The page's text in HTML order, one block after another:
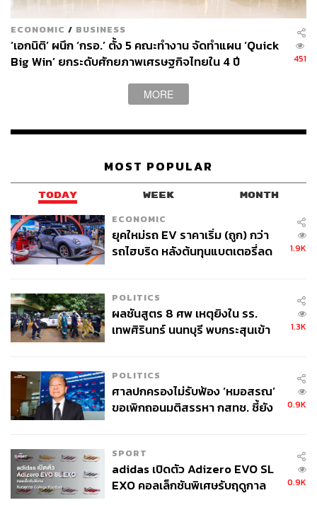
ECONOMIC / BUSINESS
‘เอกนิติ’ ผนึก ‘กรอ.’ ตั้ง 5 คณะทำงาน จัดทำแผน ‘Quick
Big Win’ ยกระดับศักยภาพเศรษฐกิจไทยใน 4 ปี
451
MORE
MOST POPULAR
TODAY WEEK MONTH
ECONOMIC
ยุคใหม่รถ EV ราคาเริ่ม (ถูก) กว่า
รถไฮบริด หลังต้นทุนแบตเตอรี่ลด
1.9K
POLITICS
ผลชันสูตร 8 ศพ เหตุยิงใน รร.
เทพศิรินทร์ นนทบุรี พบกระสุนเข้า
1.3K
POLITICS
ศาลปกครองไม่รับฟ้อง ‘หมอสรณ’
ขอเพิกถอนมติสรรหา กสทช. ชี้ยัง
0.9K
SPORT
adidas เปิดตัว Adizero EVO SL
EXO คอลเล็กชันพิเศษรับฤดูกาล
0.9K